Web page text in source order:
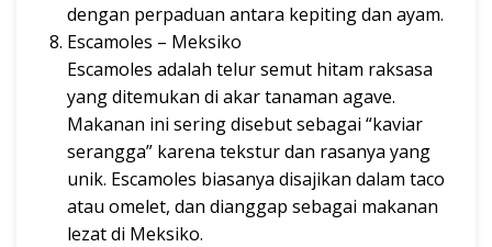
dengan perpaduan antara kepiting dan ayam.
Escamoles – Meksiko
Escamoles adalah telur semut hitam raksasa
yang ditemukan di akar tanaman agave.
Makanan ini sering disebut sebagai “kaviar
serangga” karena tekstur dan rasanya yang
unik. Escamoles biasanya disajikan dalam taco
atau omelet, dan dianggap sebagai makanan
lezat di Meksiko.